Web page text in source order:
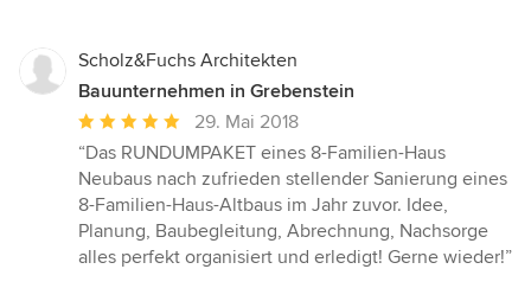
Scholz&Fuchs Architekten
Bauunternehmen in Grebenstein
Durchschnittliche
Bewertung:
5
von
5
Sternen
29. Mai 2018
“Das RUNDUMPAKET eines 8-Familien-Haus
Neubaus nach zufrieden stellender Sanierung eines
8-Familien-Haus-Altbaus im Jahr zuvor. Idee,
Planung, Baubegleitung, Abrechnung, Nachsorge
alles perfekt organisiert und erledigt! Gerne wieder!”